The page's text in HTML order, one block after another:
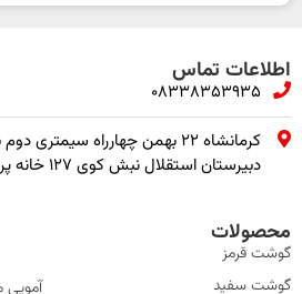
اطلاعات تماس
08338353935
کرمانشاه ۲۲ بهمن چهارراه
دبیرستان استقلال نبش کوی ۱۲۷ خانه پروتئین آمویی
محصولات
گوشت قرمز
گوشت سفید